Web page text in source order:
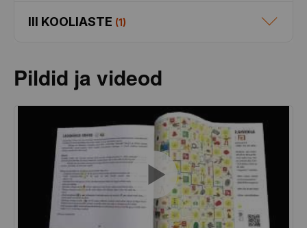
III KOOLIASTE (1)
Pildid ja videod